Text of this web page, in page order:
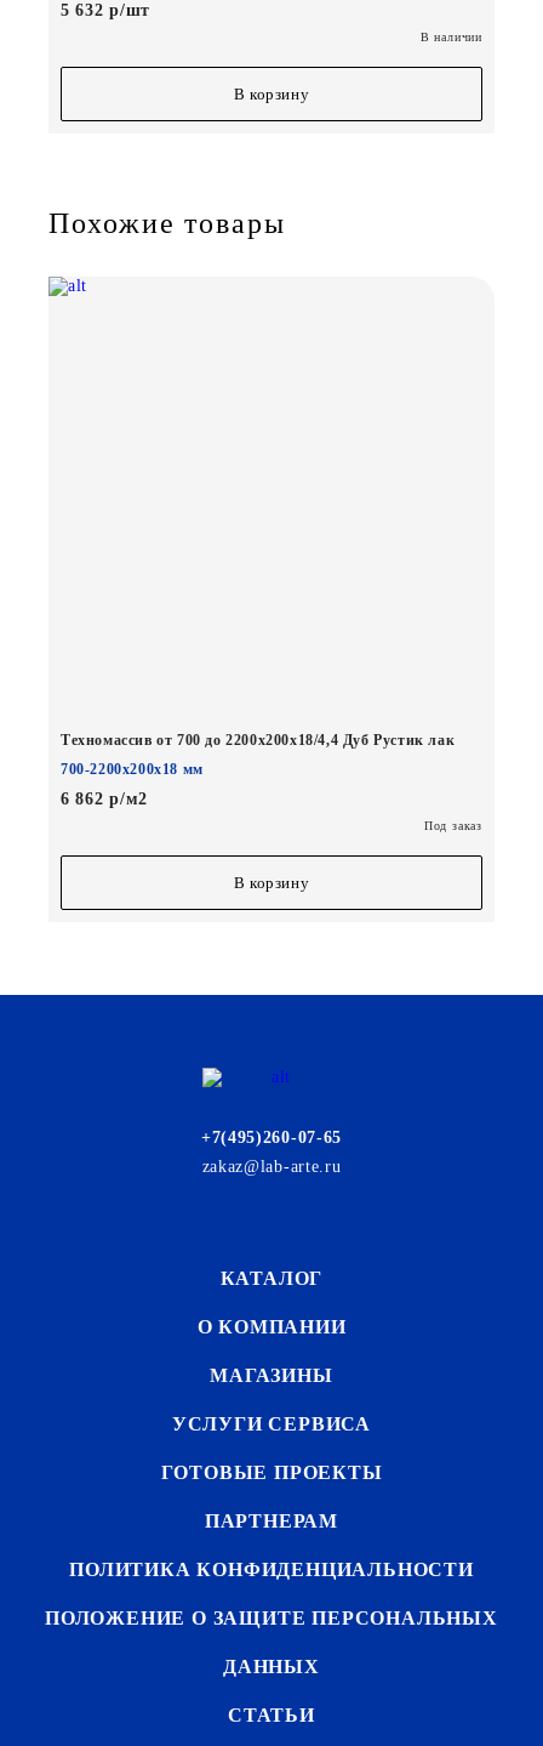
5 632 р/шт
В наличии
В корзину
Похожие товары
Техномассив от 700 до 2200х200х18/4,4 Дуб Рустик лак
700-2200х200х18 мм
6 862 р/м2
Под заказ
В корзину
+7(495)260-07-65
zakaz@lab-arte.ru
КАТАЛОГ
О КОМПАНИИ
МАГАЗИНЫ
УСЛУГИ СЕРВИСА
ГОТОВЫЕ ПРОЕКТЫ
ПАРТНЕРАМ
ПОЛИТИКА КОНФИДЕНЦИАЛЬНОСТИ
ПОЛОЖЕНИЕ О ЗАЩИТЕ ПЕРСОНАЛЬНЫХ
ДАННЫХ
СТАТЬИ